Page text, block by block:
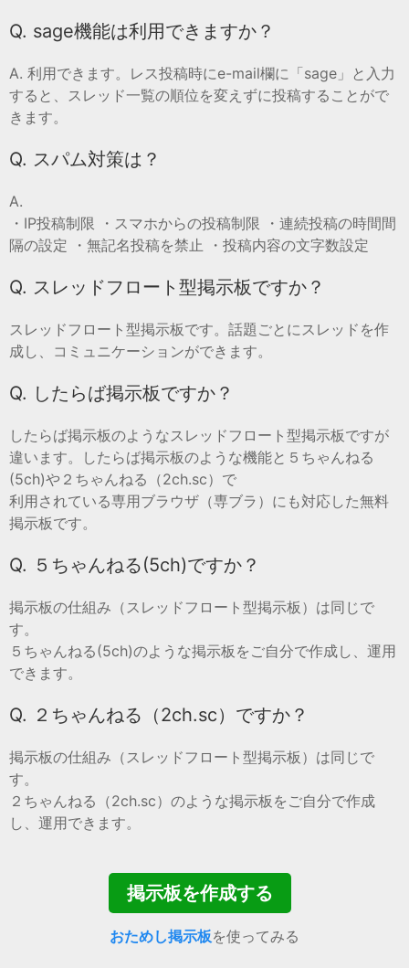
Q. sage機能は利用できますか？
A. 利用できます。レス投稿時にe-mail欄に「sage」と入力
すると、スレッド一覧の順位を変えずに投稿することがで
きます。
Q. スパム対策は？
A.
・IP投稿制限 ・スマホからの投稿制限 ・連続投稿の時間間
隔の設定 ・無記名投稿を禁止 ・投稿内容の文字数設定
Q. スレッドフロート型掲示板ですか？
スレッドフロート型掲示板です。話題ごとにスレッドを作
成し、コミュニケーションができます。
Q. したらば掲示板ですか？
したらば掲示板のようなスレッドフロート型掲示板ですが
違います。したらば掲示板のような機能と５ちゃんねる
(5ch)や２ちゃんねる（2ch.sc）で
利用されている専用ブラウザ（専ブラ）にも対応した無料
掲示板です。
Q. ５ちゃんねる(5ch)ですか？
掲示板の仕組み（スレッドフロート型掲示板）は同じで
す。
５ちゃんねる(5ch)のような掲示板をご自分で作成し、運用
できます。
Q. ２ちゃんねる（2ch.sc）ですか？
掲示板の仕組み（スレッドフロート型掲示板）は同じで
す。
２ちゃんねる（2ch.sc）のような掲示板をご自分で作成
し、運用できます。
掲示板を作成する
おためし掲示板を使ってみる